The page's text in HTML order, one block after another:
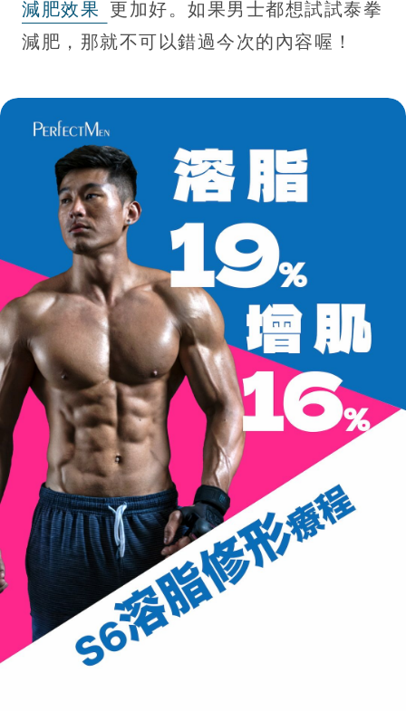
減肥效果 更加好。如果男士都想試試泰拳
減肥，那就不可以錯過今次的內容喔！